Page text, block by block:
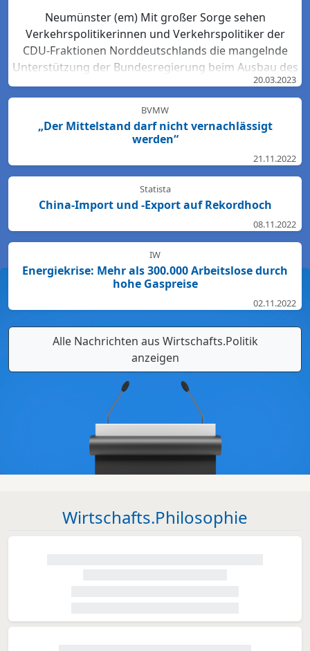
Neumünster (em) Mit großer Sorge sehen
Verkehrspolitikerinnen und Verkehrspolitiker der
CDU-Fraktionen Norddeutschlands die mangelnde
Unterstützung der Bundesregierung beim Ausbau des
Bahn-Netzes. Hartmut Bodeit, mobilitätspolitischer
Sprecher der bremischen CDUBürgerschaftsfraktion,
betont: „Die neuesten Bewertungen der DB Netz AG
lassen keinen Zweifel: Das Schienennetz ist in der
nirgendwo sonst in Deutschland. Für den Start des
Deutschlandtick...
20.03.2023
BVMW
„Der Mittelstand darf nicht vernachlässigt
werden“
21.11.2022
Statista
China-Import und -Export auf Rekordhoch
08.11.2022
IW
Energiekrise: Mehr als 300.000 Arbeitslose durch
hohe Gaspreise
02.11.2022
Alle Nachrichten aus Wirtschafts.Politik
anzeigen
Wirtschafts.Philosophie